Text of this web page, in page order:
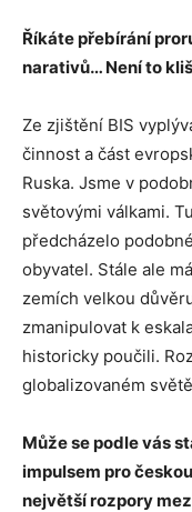
Říkáte přebírání
narativů… Není to
Ze zjištění BIS
činnost a část
Ruska. Jsme v
světovými válkami.
předcházelo
obyvatel. Stále ale
zemích velkou
zmanipulovat k
historicky poučili.
globalizovaném
Může se podle vás
impulsem pro
největší rozpory